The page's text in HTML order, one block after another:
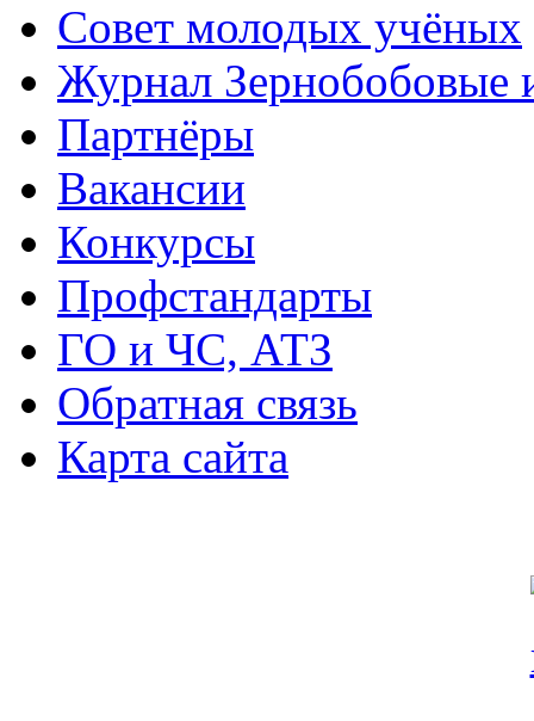
Совет молодых учёных
Журнал Зернобобовые
Партнёры
Вакансии
Конкурсы
Профстандарты
ГО и ЧС, АТЗ
Обратная связь
Карта сайта